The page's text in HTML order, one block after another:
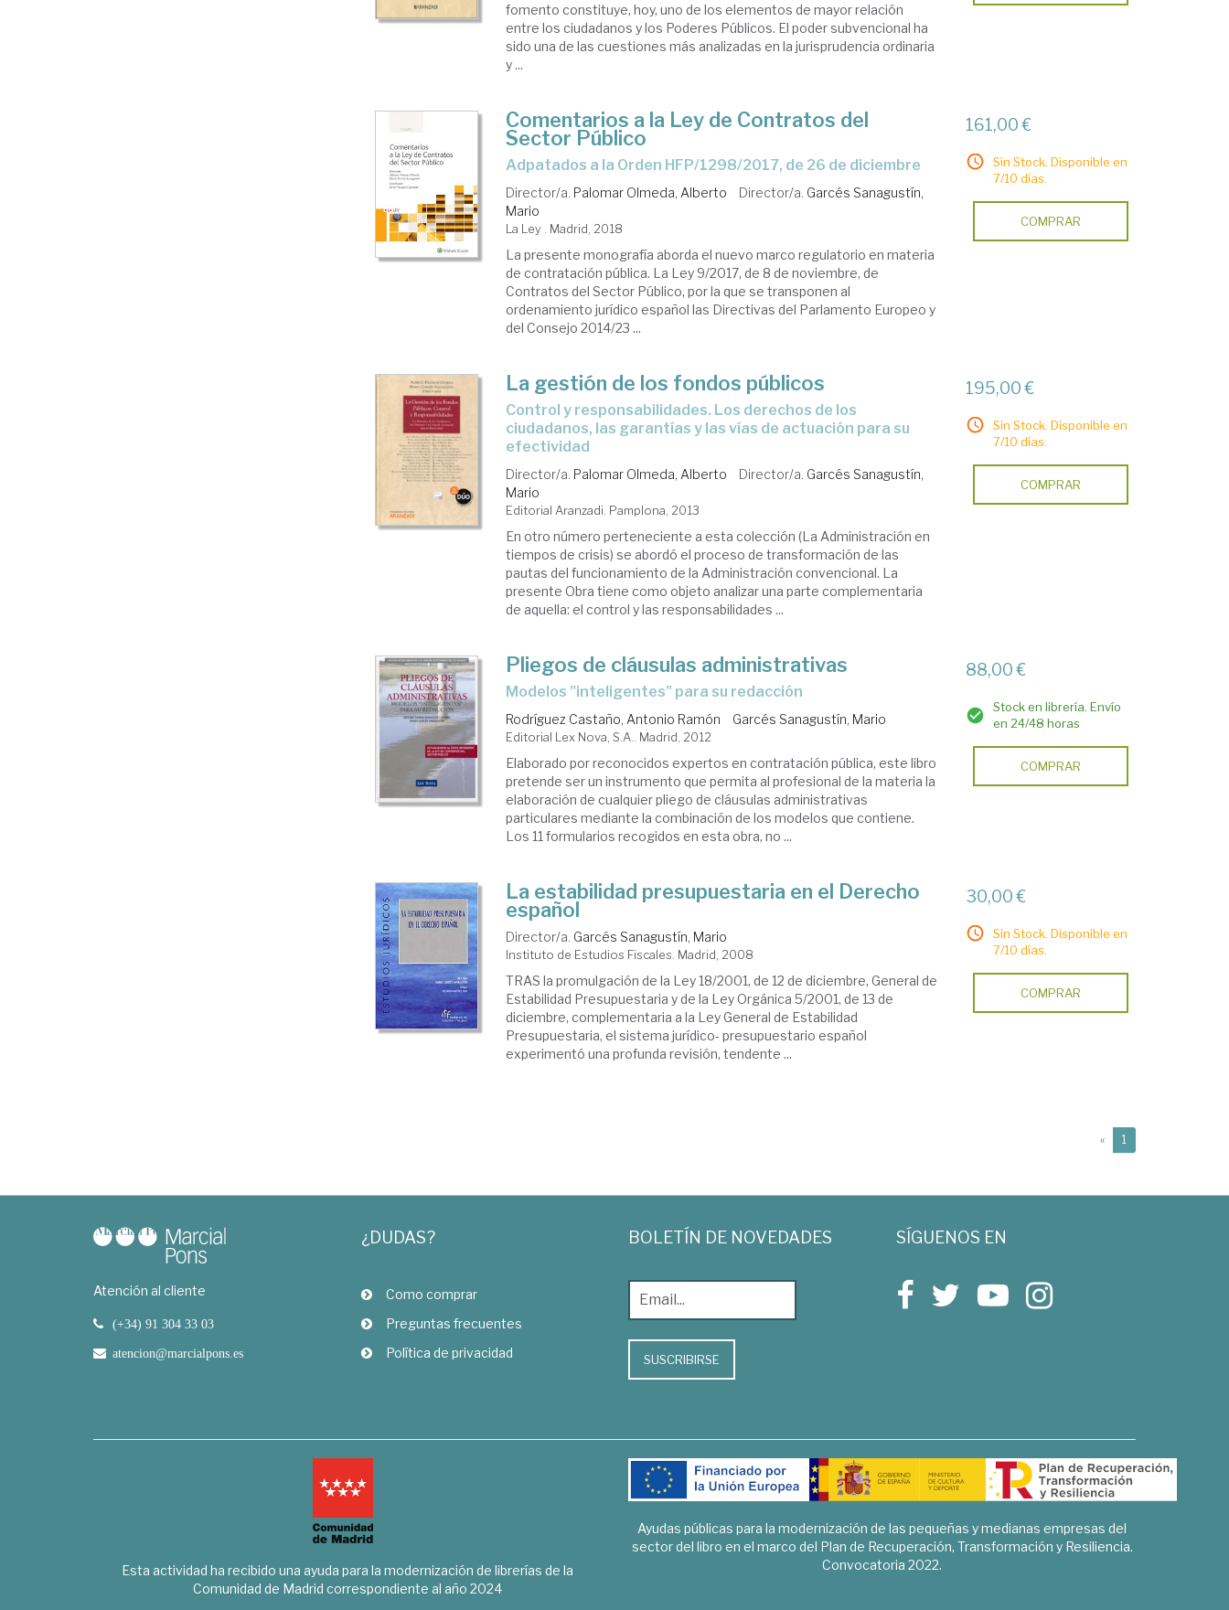
fomento constituye, hoy, uno de los elementos de mayor relación
entre los ciudadanos y los Poderes Públicos. El poder subvencional ha
sido una de las cuestiones más analizadas en la jurisprudencia ordinaria
y ...
Comentarios a la Ley de Contratos del
Sector Público
Adpatados a la Orden HFP/1298/2017, de 26 de diciembre
Director/a. Palomar Olmeda, Alberto Director/a. Garcés Sanagustín,
Mario
La Ley . Madrid, 2018
La presente monografía aborda el nuevo marco regulatorio en materia
de contratación pública. La Ley 9/2017, de 8 de noviembre, de
Contratos del Sector Público, por la que se transponen al
ordenamiento jurídico español las Directivas del Parlamento Europeo y
del Consejo 2014/23 ...
161,00 €
Sin Stock. Disponible en
7/10 días.
COMPRAR
La gestión de los fondos públicos
control y responsabilidades. Los derechos de los
ciudadanos, las garantías y las vías de actuación para su
efectividad
Director/a. Palomar Olmeda, Alberto Director/a. Garcés Sanagustín,
Mario
Editorial Aranzadi. Pamplona, 2013
En otro número perteneciente a esta colección (La Administración en
tiempos de crisis) se abordó el proceso de transformación de las
pautas del funcionamiento de la Administración convencional. La
presente Obra tiene como objeto analizar una parte complementaria
de aquella: el control y las responsabilidades ...
195,00 €
Sin Stock. Disponible en
7/10 días.
COMPRAR
Pliegos de cláusulas administrativas
modelos "inteligentes" para su redacción
Rodríguez Castaño, Antonio Ramón Garcés Sanagustín, Mario
Editorial Lex Nova, S.A.. Madrid, 2012
Elaborado por reconocidos expertos en contratación pública, este libro
pretende ser un instrumento que permita al profesional de la materia la
elaboración de cualquier pliego de cláusulas administrativas
particulares mediante la combinación de los modelos que contiene.
Los 11 formularios recogidos en esta obra, no ...
88,00 €
Stock en librería. Envío
en 24/48 horas
COMPRAR
La estabilidad presupuestaria en el Derecho
español
Director/a. Garcés Sanagustín, Mario
Instituto de Estudios Fiscales. Madrid, 2008
TRAS la promulgación de la Ley 18/2001, de 12 de diciembre, General de
Estabilidad Presupuestaria y de la Ley Orgánica 5/2001, de 13 de
diciembre, complementaria a la Ley General de Estabilidad
Presupuestaria, el sistema jurídico- presupuestario español
experimentó una profunda revisión, tendente ...
30,00 €
Sin Stock. Disponible en
7/10 días.
COMPRAR
« 1
Atención al cliente
(+34) 91 304 33 03
atencion@marcialpons.es
¿DUDAS?
Como comprar
Preguntas frecuentes
Política de privacidad
BOLETÍN DE NOVEDADES
SUSCRIBIRSE
SÍGUENOS EN
Esta actividad ha recibido una ayuda para la modernización de librerías de la
Comunidad de Madrid correspondiente al año 2024
Ayudas públicas para la modernización de las pequeñas y medianas empresas del
sector del libro en el marco del Plan de Recuperación, Transformación y Resiliencia.
Convocatoria 2022.